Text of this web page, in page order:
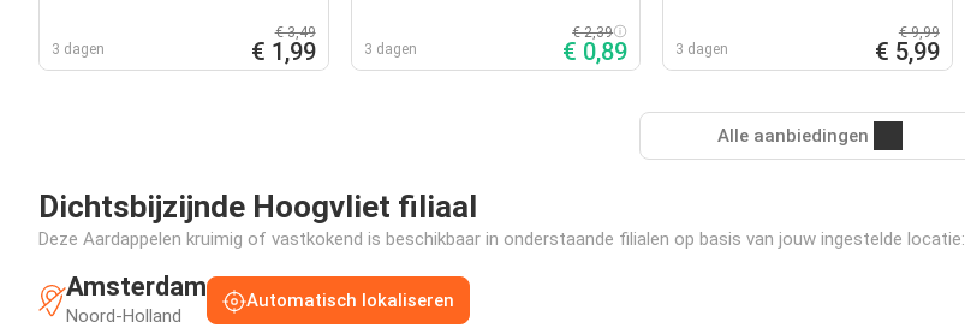
3 dagen
€ 3,49
€ 1,99 3 dagen
€ 2,39
€ 0,89 3 dagen
€ 9,99
€ 5,99
Alle aanbiedingen
Dichtsbijzijnde Hoogvliet filiaal
Deze Aardappelen kruimig of vastkokend is beschikbaar in onderstaande filialen op basis van jouw ingestelde locatie:
Amsterdam
Noord-Holland
Automatisch lokaliseren